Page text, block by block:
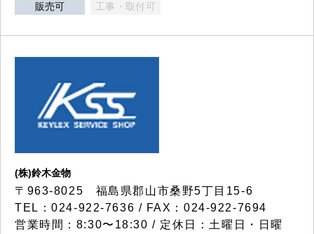
販売可 工事・取付可
(株)鈴木金物
〒963-8025 福島県郡山市桑野5丁目15-6
TEL：024-922-7636 / FAX：024-922-7694
営業時間：8:30〜18:30 / 定休日：土曜日・日曜